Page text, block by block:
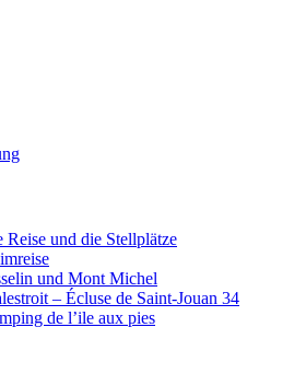
Reise und die Stellplätze
und Mont Michel
– Écluse de Saint-Jouan 34
de l’ile aux pies